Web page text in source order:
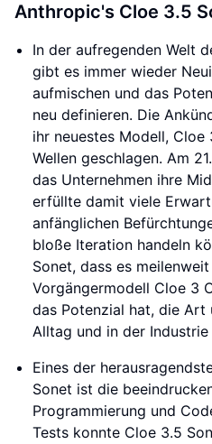
Anthropic's Cloe 3.5
In der aufregenden Welt
gibt es immer wieder
aufmischen und das
neu definieren. Die
ihr neuestes Modell,
Wellen geschlagen. Am
das Unternehmen ihre
erfüllte damit viele
anfänglichen
bloße Iteration handeln
Sonet, dass es
Vorgängermodell Cloe 3
das Potenzial hat, die Art
Alltag und in der
Eines der
Sonet ist die
Programmierung und
Tests konnte Cloe 3.5